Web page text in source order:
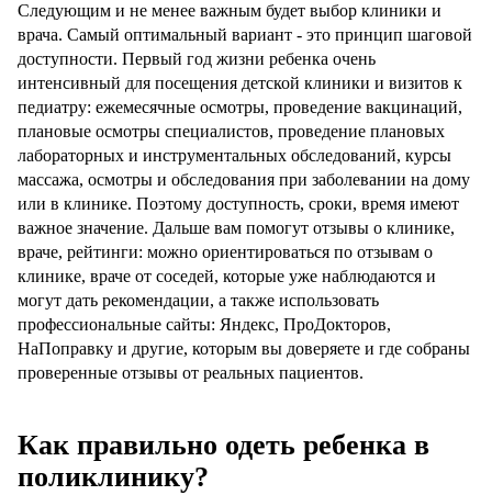
Следующим и не менее важным будет выбор клиники и
врача. Самый оптимальный вариант - это принцип шаговой
доступности. Первый год жизни ребенка очень
интенсивный для посещения детской клиники и визитов к
педиатру: ежемесячные осмотры, проведение вакцинаций,
плановые осмотры специалистов, проведение плановых
лабораторных и инструментальных обследований, курсы
массажа, осмотры и обследования при заболевании на дому
или в клинике. Поэтому доступность, сроки, время имеют
важное значение. Дальше вам помогут отзывы о клинике,
враче, рейтинги: можно ориентироваться по отзывам о
клинике, враче от соседей, которые уже наблюдаются и
могут дать рекомендации, а также использовать
профессиональные сайты: Яндекс, ПроДокторов,
НаПоправку и другие, которым вы доверяете и где собраны
проверенные отзывы от реальных пациентов.
Как правильно одеть ребенка в
поликлинику?